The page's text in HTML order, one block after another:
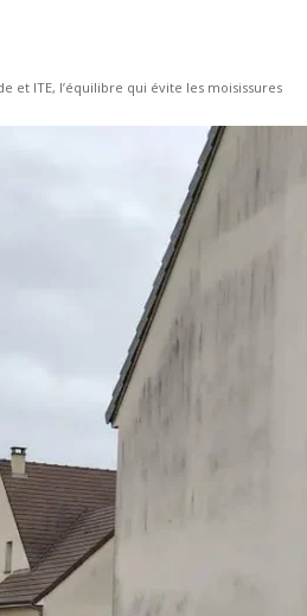
et ITE, l’équilibre qui évite les moisissures